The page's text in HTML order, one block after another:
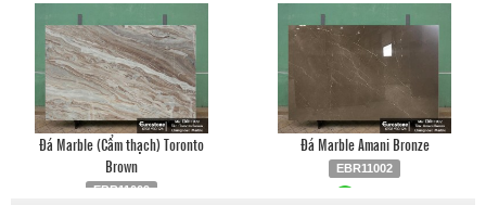
Đá Marble (Cẩm thạch) Toronto
Brown
EBR11009
Đá Marble Amani Bronze
EBR11002